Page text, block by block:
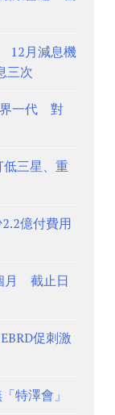
12月減息機
三次
界一代 對
三星、重
億付費用
月 截止日
促刺激
特澤會」